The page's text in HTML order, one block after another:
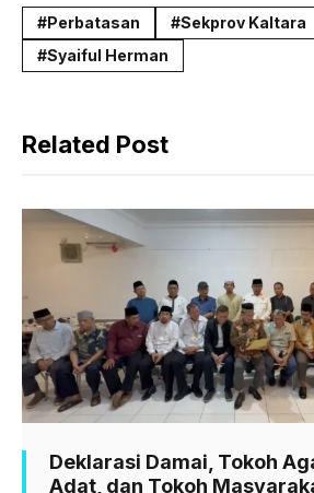
c
e
o
a
t
p
e
a
Perbatasan
Sekprov Kaltara
Syaiful Herman
Related Post
Deklarasi Damai, Tokoh
Adat, dan Tokoh